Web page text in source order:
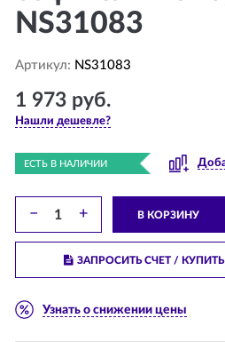
NS31083
Артикул: NS31083
1 973 руб.
Нашли дешевле?
ЕСТЬ В НАЛИЧИИ
− + В КОРЗИНУ
ЗАПРОСИТЬ СЧЕТ /
Узнать о снижении цены